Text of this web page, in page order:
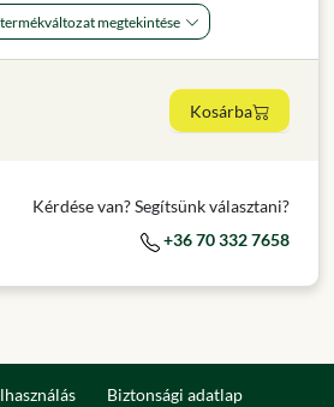
megtekintése
Kosárba
Kérdése van? Segítsünk választani?
+36 70 332 7658
Biztonsági adatlap